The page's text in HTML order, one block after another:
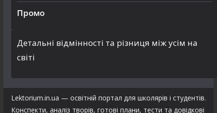
Промо
Детальні відмінності та різниця між усім на
світі
Lektorium.in.ua — освітній портал для школярів і студентів.
Конспекти, аналіз творів, готові плани, тести та довідкові